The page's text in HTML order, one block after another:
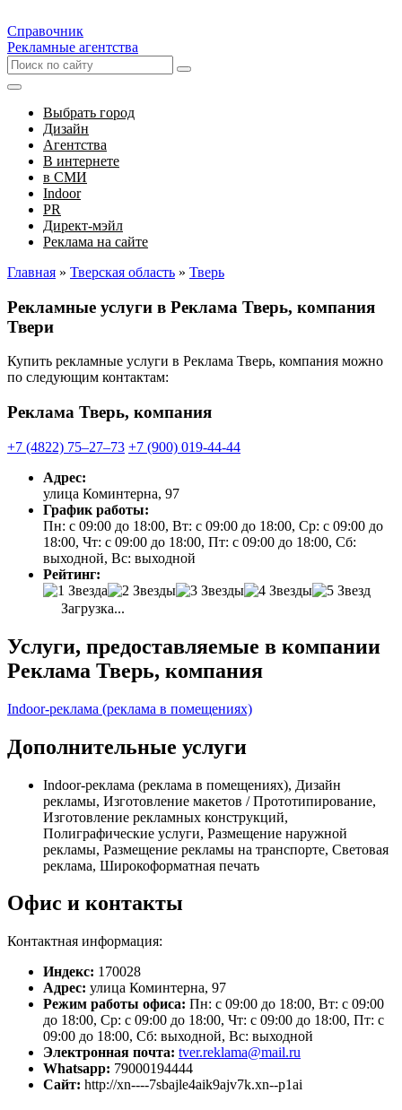
Справочник
Рекламные агентства
Выбрать город
Дизайн
Агентства
В интернете
в СМИ
Indoor
PR
Директ-мэйл
Реклама на сайте
Главная » Тверская область » Тверь
Рекламные услуги в Реклама Тверь, компания
Твери
Купить рекламные услуги в Реклама Тверь, компания можно
по следующим контактам:
Реклама Тверь, компания
+7 (4822) 75‒27‒73 +7 (900) 019-44-44
Адрес:
улица Коминтерна, 97
График работы:
Пн: с 09:00 до 18:00, Вт: с 09:00 до 18:00, Ср: с 09:00 до
18:00, Чт: с 09:00 до 18:00, Пт: с 09:00 до 18:00, Сб:
выходной, Вс: выходной
Рейтинг:
Загрузка...
Услуги, предоставляемые в компании
Реклама Тверь, компания
Indoor-реклама (реклама в помещениях)
Дополнительные услуги
Indoor-реклама (реклама в помещениях), Дизайн
рекламы, Изготовление макетов / Прототипирование,
Изготовление рекламных конструкций,
Полиграфические услуги, Размещение наружной
рекламы, Размещение рекламы на транспорте, Световая
реклама, Широкоформатная печать
Офис и контакты
Контактная информация:
Индекс: 170028
Адрес: улица Коминтерна, 97
Режим работы офиса: Пн: с 09:00 до 18:00, Вт: с 09:00
до 18:00, Ср: с 09:00 до 18:00, Чт: с 09:00 до 18:00, Пт: с
09:00 до 18:00, Сб: выходной, Вс: выходной
Электронная почта: tver.reklama@mail.ru
Whatsapp: 79000194444
Сайт: http://xn----7sbajle4aik9ajv7k.xn--p1ai